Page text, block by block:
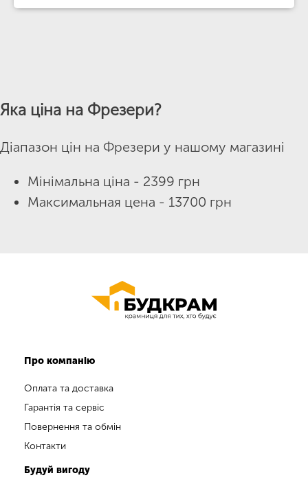
Яка ціна на Фрезери?
Діапазон цін на Фрезери у нашому магазині
Мінімальна ціна - 2399 грн
Максимальная цена - 13700 грн
Про компанію
Оплата та доставка
Гарантія та сервіс
Повернення та обмін
Контакти
Будуй вигоду